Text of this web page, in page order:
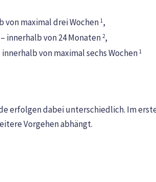
maximal drei Wochen 1 ,
innerhalb von 24 Monaten 2,
von maximal sechs Wochen 1
erfolgen dabei unterschiedlich. Im
Vorgehen abhängt.